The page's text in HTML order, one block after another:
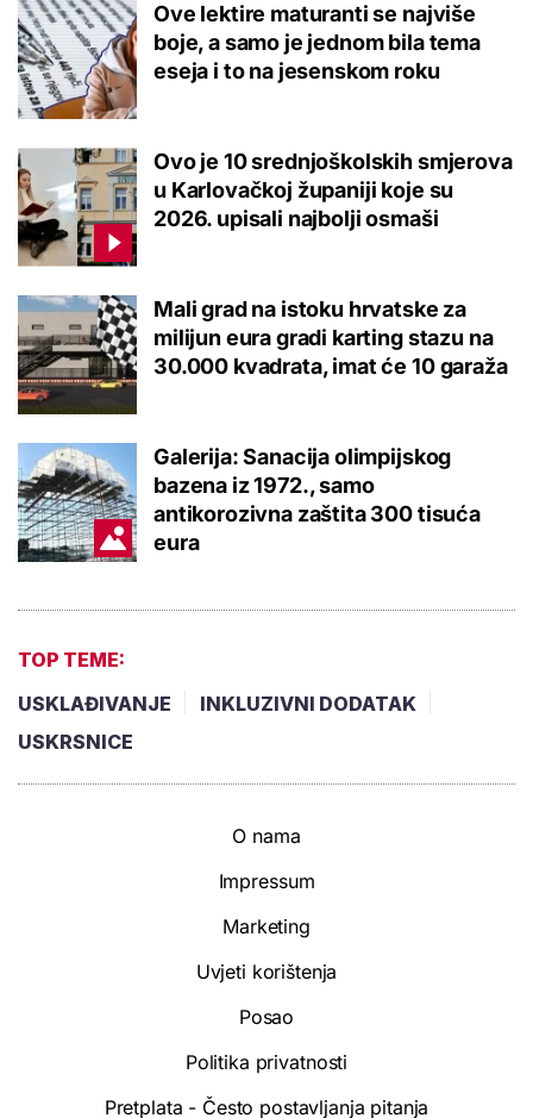
Ove lektire maturanti se najviše
boje, a samo je jednom bila tema
eseja i to na jesenskom roku
Ovo je 10 srednjoškolskih smjerova
u Karlovačkoj županiji koje su
2026. upisali najbolji osmaši
Mali grad na istoku hrvatske za
milijun eura gradi karting stazu na
30.000 kvadrata, imat će 10 garaža
Galerija: Sanacija olimpijskog
bazena iz 1972., samo
antikorozivna zaštita 300 tisuća
eura
TOP TEME:
USKLAĐIVANJE
INKLUZIVNI DODATAK
USKRSNICE
O nama
Impressum
Marketing
Uvjeti korištenja
Posao
Politika privatnosti
Pretplata - Često postavljanja pitanja